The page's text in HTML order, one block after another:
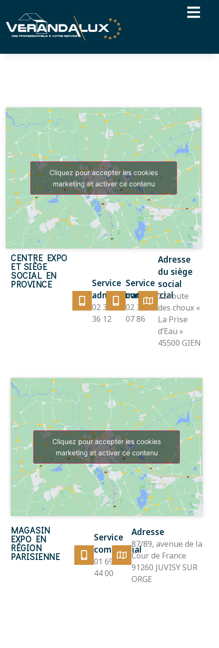
Cliquez pour accepter les cookies
marketing et activer ce contenu
CENTRE EXPO
ET SIÈGE
SOCIAL EN
PROVINCE
Service
administratif
02 38 38
36 12
Service
commercial
02 38 38
07 86
Adresse
du siège
social
22 route
des choux «
La Prise
d’Eau »
45500 GIEN
Cliquez pour accepter les cookies
marketing et activer ce contenu
MAGASIN
EXPO EN
RÉGION
PARISIENNE
Service
commercial
01 69 12
44 00
Adresse
87/89, avenue de la
Cour de France
91260 JUVISY SUR
ORGE